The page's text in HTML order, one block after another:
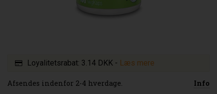
Loyalitetsrabat: 3.14 DKK - Læs mere
Afsendes indenfor 2-4 hverdage. Info